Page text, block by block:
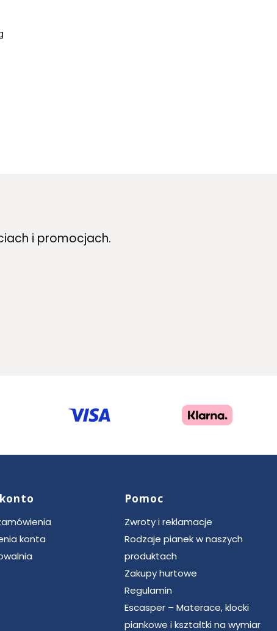
i promocjach.
konta
Pomoc
Zwroty i reklamacje
Rodzaje pianek w naszych
produktach
Zakupy hurtowe
Regulamin
Escasper – Materace, klocki
piankowe i kształtki na wymiar